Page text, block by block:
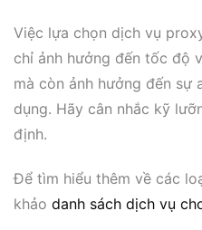
Việc lựa chọn dịch vụ
chỉ ảnh hưởng đến tốc độ
mà còn ảnh hưởng đến sự
dụng. Hãy cân nhắc kỹ
định.
Để tìm hiểu thêm về các
khảo danh sách dịch vụ